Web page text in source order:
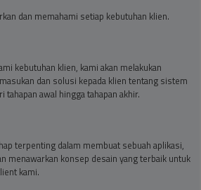
dan memahami setiap kebutuhan klien.
kebutuhan klien, kami akan melakukan
dan solusi kepada klien tentang sistem
tahapan awal hingga tahapan akhir.
terpenting dalam membuat sebuah aplikasi,
menawarkan konsep desain yang terbaik untuk
kami.